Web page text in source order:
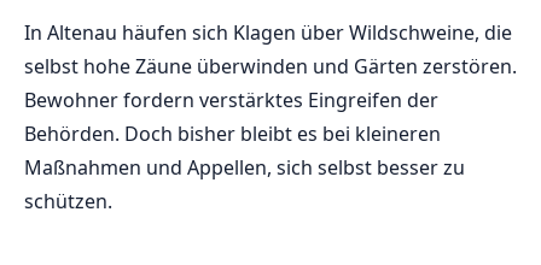
In Altenau häufen sich Klagen über Wildschweine, die
selbst hohe Zäune überwinden und Gärten zerstören.
Bewohner fordern verstärktes Eingreifen der
Behörden. Doch bisher bleibt es bei kleineren
Maßnahmen und Appellen, sich selbst besser zu
schützen.